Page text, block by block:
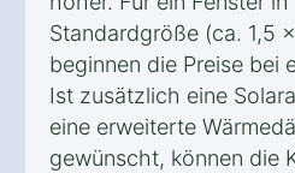
Standardgröße (ca. 1,5
beginnen die Preise bei
Ist zusätzlich eine
eine erweiterte
gewünscht, können die